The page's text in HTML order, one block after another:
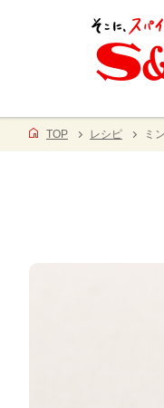
TOP レシピ ミ